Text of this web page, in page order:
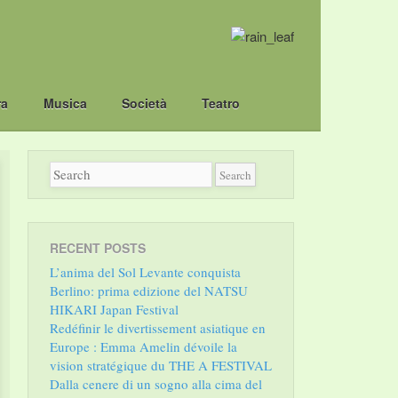
Musica Società Teatro
RECENT POSTS
L’anima del Sol Levante conquista
Berlino: prima edizione del NATSU
HIKARI Japan Festival
Redéfinir le divertissement asiatique en
Europe : Emma Amelin dévoile la
vision stratégique du THE A FESTIVAL
Dalla cenere di un sogno alla cima del